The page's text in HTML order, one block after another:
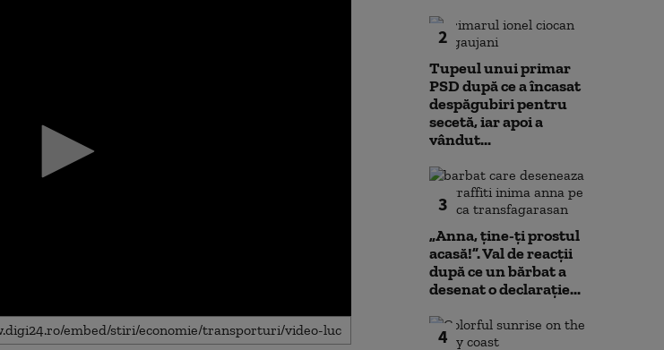
2
Tupeul unui primar
PSD după ce a încasat
despăgubiri pentru
secetă, iar apoi a
vândut...
3
„Anna, ţine-ţi prostul
acasă!”. Val de reacții
după ce un bărbat a
desenat o declarație...
4